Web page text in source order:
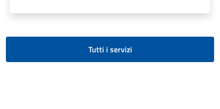
Tutti i servizi